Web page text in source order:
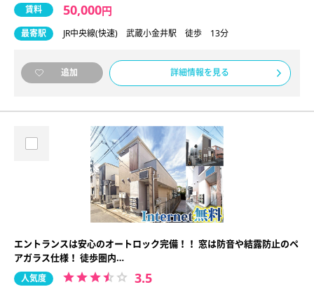
賃料 50,000円
最寄駅 JR中央線(快速) 武蔵小金井駅 徒歩 13分
追加 詳細情報を見る
エントランスは安心のオートロック完備！！ 窓は防音や結露防止のペ
アガラス仕様！ 徒歩圏内…
人気度 3.5